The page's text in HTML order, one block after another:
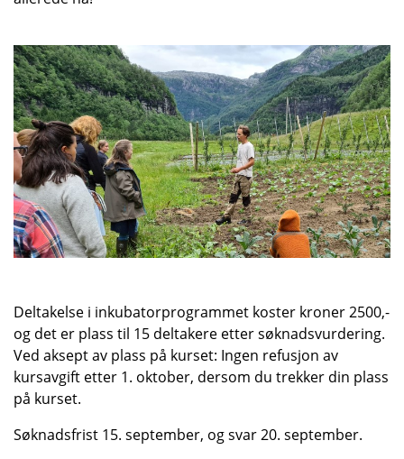
Deltakelse i inkubatorprogrammet koster kroner 2500,-
og det er plass til 15 deltakere etter søknadsvurdering.
Ved aksept av plass på kurset: Ingen refusjon av
kursavgift etter 1. oktober, dersom du trekker din plass
på kurset.
Søknadsfrist 15. september, og svar 20. september.